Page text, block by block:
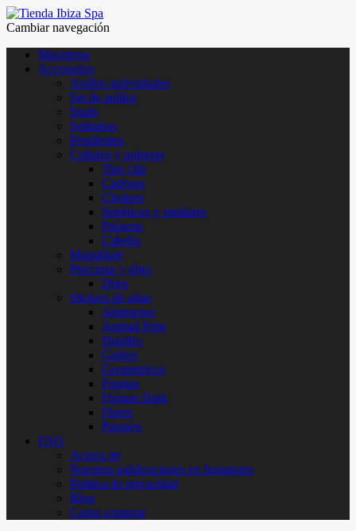
Cambiar navegación
Maceteros
Accesorios
Anillos individuales
Set de anillos
Studs
Solitarios
Pendientes
Collares y pulseras
Tipo clip
Cadenas
Chokers
Sintéticos y similares
Pulseras
Cabello
Maquillaje
Piercings y dijes
Dijes
Stickers de uñas
Abstractos
Animal Print
Detalles
Gatitos
Geometricos
Figuras
Figuras Dark
Flores
Paisajes
FAQ
Acerca de
Nuestras publicaciones en Instagram
Politica de privacidad
Blog
Como comprar